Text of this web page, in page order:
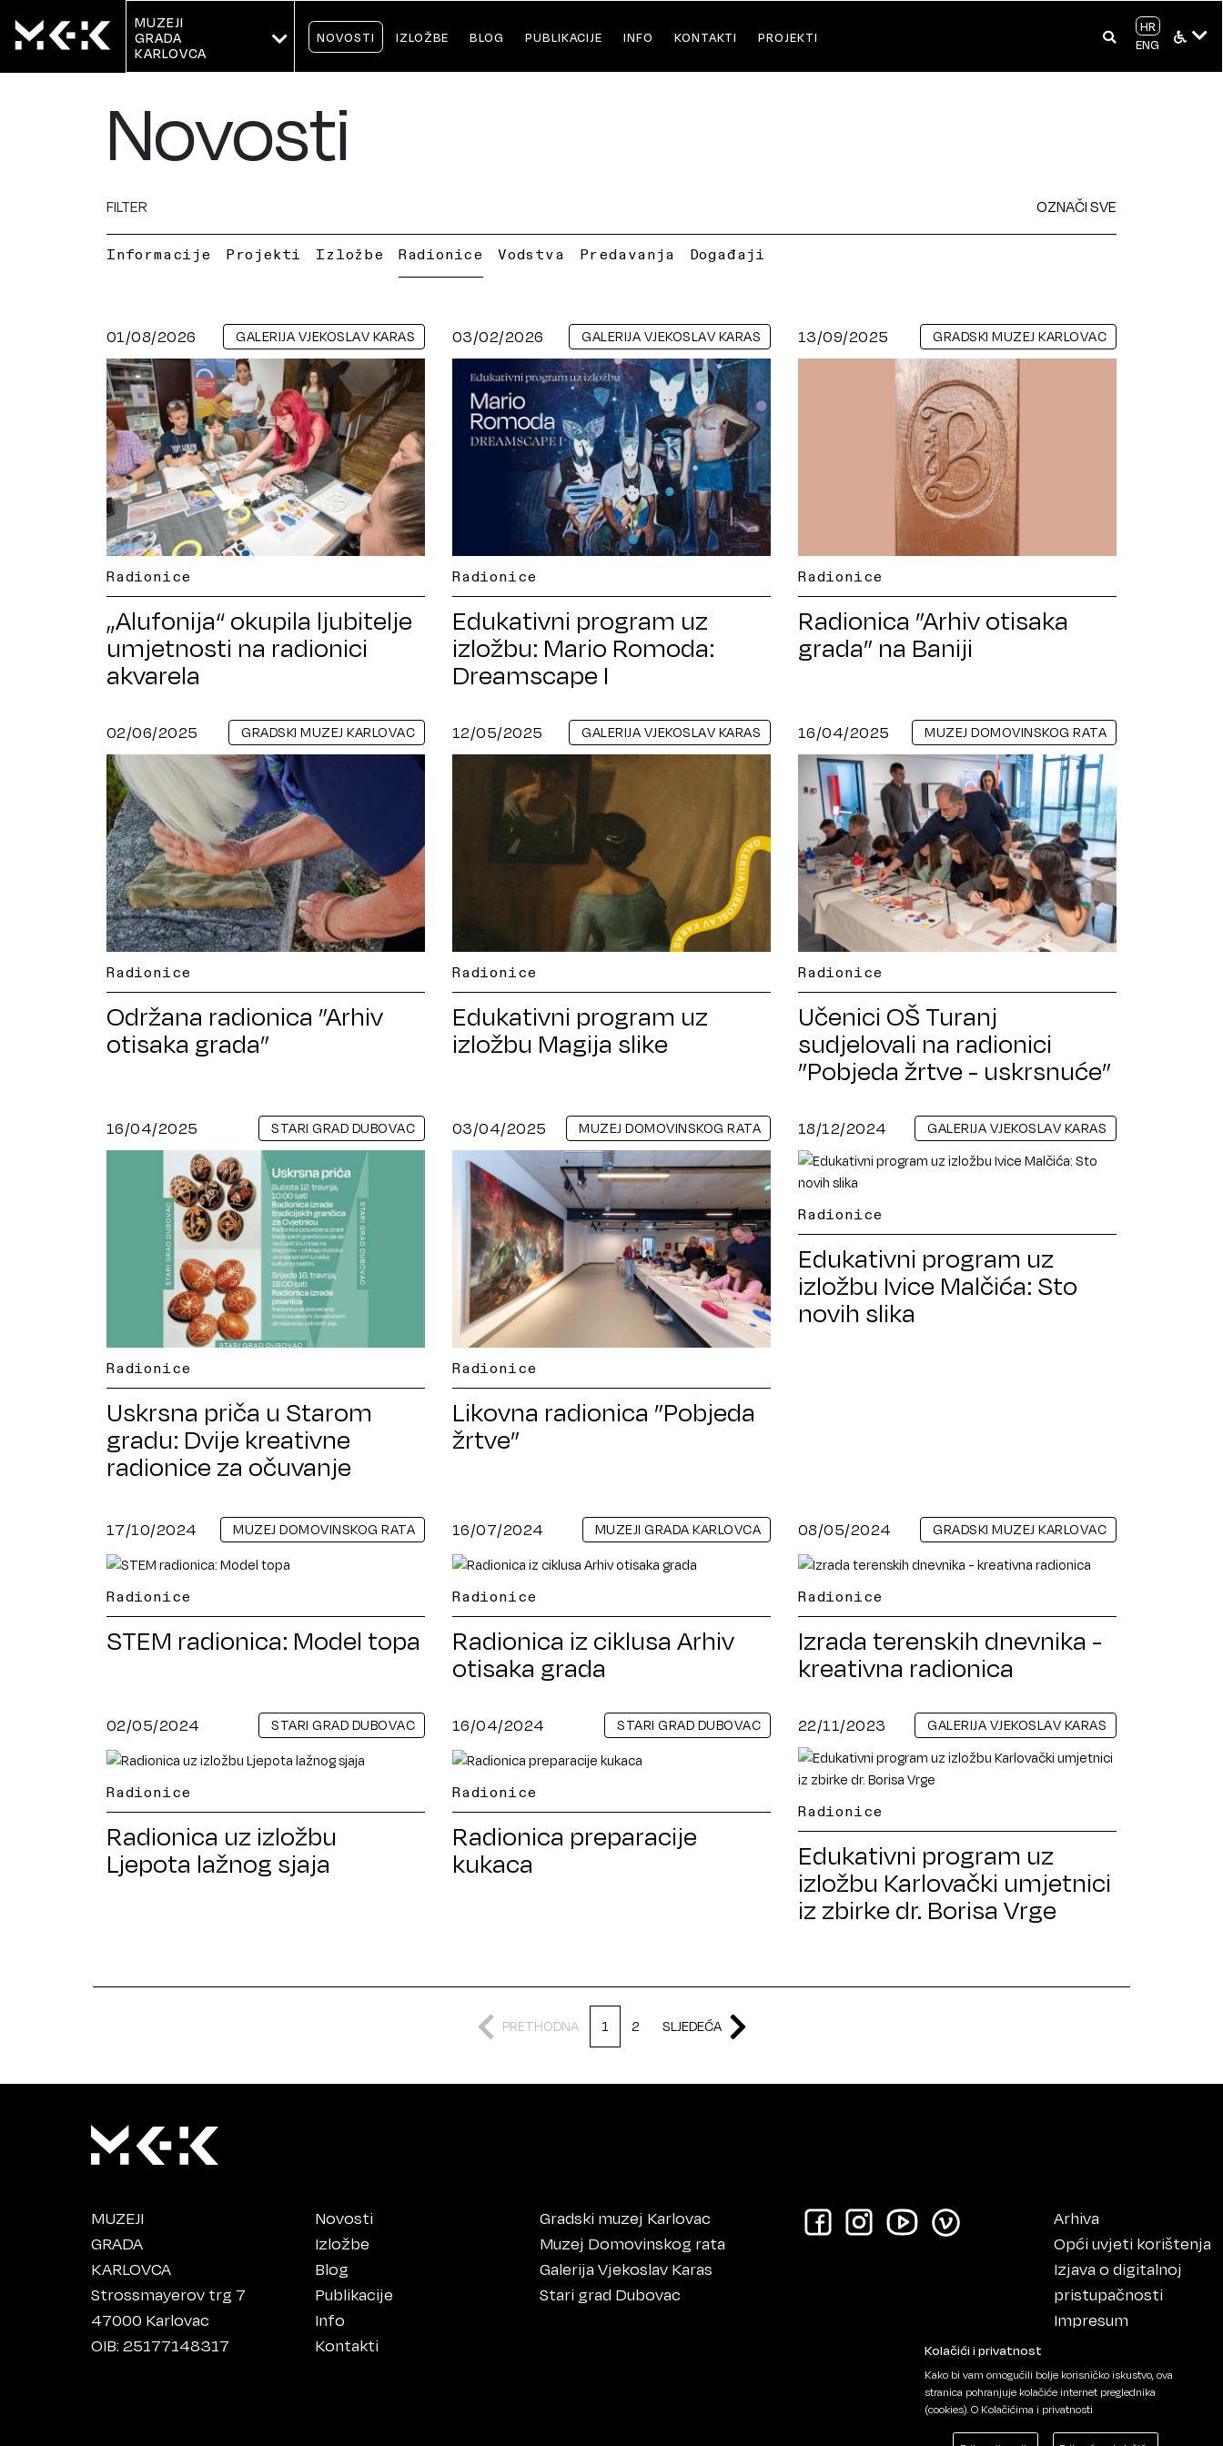
MUZEJI
GRADA
KARLOVCA
NOVOSTI IZLOŽBE BLOG PUBLIKACIJE INFO KONTAKTI PROJEKTI
HR
ENG
Novosti
FILTER OZNAČI SVE
Informacije Projekti Izložbe Radionice Vodstva Predavanja Događaji
01/08/2026 GALERIJA VJEKOSLAV KARAS
Radionice
„Alufonija“ okupila ljubitelje
umjetnosti na radionici
akvarela
03/02/2026 GALERIJA VJEKOSLAV KARAS
Radionice
Edukativni program uz
izložbu: Mario Romoda:
Dreamscape I
13/09/2025 GRADSKI MUZEJ KARLOVAC
Radionice
Radionica ”Arhiv otisaka
grada” na Baniji
02/06/2025 GRADSKI MUZEJ KARLOVAC
Radionice
Održana radionica ”Arhiv
otisaka grada”
12/05/2025 GALERIJA VJEKOSLAV KARAS
Radionice
Edukativni program uz
izložbu Magija slike
16/04/2025 MUZEJ DOMOVINSKOG RATA
Radionice
Učenici OŠ Turanj
sudjelovali na radionici
”Pobjeda žrtve - uskrsnuće”
16/04/2025 STARI GRAD DUBOVAC
Radionice
Uskrsna priča u Starom
gradu: Dvije kreativne
radionice za očuvanje
03/04/2025 MUZEJ DOMOVINSKOG RATA
Radionice
Likovna radionica ”Pobjeda
žrtve”
18/12/2024 GALERIJA VJEKOSLAV KARAS
Radionice
Edukativni program uz
izložbu Ivice Malčića: Sto
novih slika
17/10/2024 MUZEJ DOMOVINSKOG RATA
Radionice
STEM radionica: Model topa
16/07/2024 MUZEJI GRADA KARLOVCA
Radionice
Radionica iz ciklusa Arhiv
otisaka grada
08/05/2024 GRADSKI MUZEJ KARLOVAC
Radionice
Izrada terenskih dnevnika -
kreativna radionica
02/05/2024 STARI GRAD DUBOVAC
Radionice
Radionica uz izložbu
Ljepota lažnog sjaja
16/04/2024 STARI GRAD DUBOVAC
Radionice
Radionica preparacije
kukaca
22/11/2023 GALERIJA VJEKOSLAV KARAS
Radionice
Edukativni program uz
izložbu Karlovački umjetnici
iz zbirke dr. Borisa Vrge
PRETHODNA 1 2 SLJEDEĆA
MUZEJI
GRADA
KARLOVCA
Strossmayerov trg 7
47000 Karlovac
OIB: 25177148317
Novosti
Izložbe
Blog
Publikacije
Info
Kontakti
Gradski muzej Karlovac
Muzej Domovinskog rata
Galerija Vjekoslav Karas
Stari grad Dubovac
Arhiva
Opći uvjeti korištenja
Izjava o digitalnoj
pristupačnosti
Impresum
Kolačići i privatnost
Kako bi vam omogućili bolje korisničko iskustvo, ova
stranica pohranjuje kolačiće internet preglednika
(cookies).O Kolačićima i privatnosti